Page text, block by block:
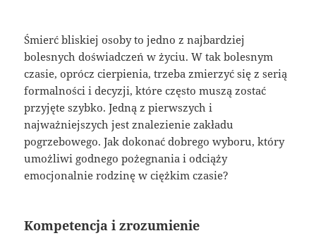
Śmierć bliskiej osoby to jedno z najbardziej
bolesnych doświadczeń w życiu. W tak bolesnym
czasie, oprócz cierpienia, trzeba zmierzyć się z serią
formalności i decyzji, które często muszą zostać
przyjęte szybko. Jedną z pierwszych i
najważniejszych jest znalezienie zakładu
pogrzebowego. Jak dokonać dobrego wyboru, który
umożliwi godnego pożegnania i odciąży
emocjonalnie rodzinę w ciężkim czasie?
Kompetencja i zrozumienie